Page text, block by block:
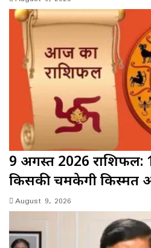
9 अगस्त 2026 राशिफल:
किसकी चमकेगी किस्मत
August 9, 2026